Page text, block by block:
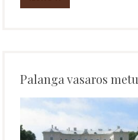
Palanga vasaros metu